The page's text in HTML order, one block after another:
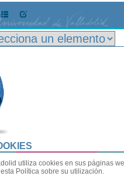
utiliza cookies en sus páginas
Política sobre su utilización.